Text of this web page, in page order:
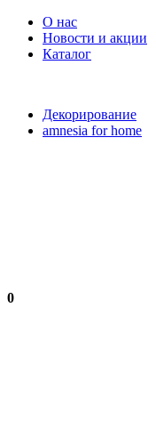
О нас
Новости и акции
Каталог
Декорирование
amnesia for home
0